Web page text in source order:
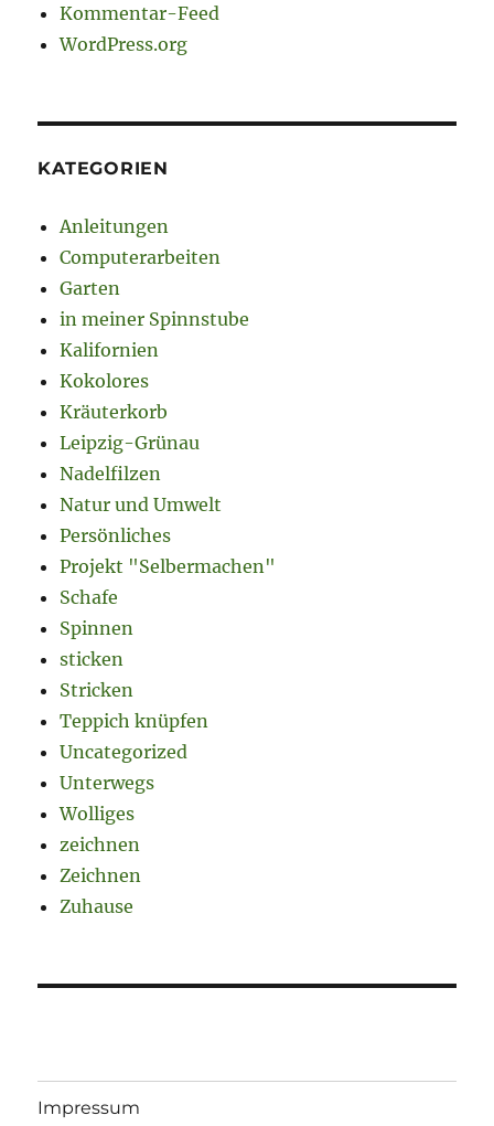
Kommentar-Feed
WordPress.org
KATEGORIEN
Anleitungen
Computerarbeiten
Garten
in meiner Spinnstube
Kalifornien
Kokolores
Kräuterkorb
Leipzig-Grünau
Nadelfilzen
Natur und Umwelt
Persönliches
Projekt "Selbermachen"
Schafe
Spinnen
sticken
Stricken
Teppich knüpfen
Uncategorized
Unterwegs
Wolliges
zeichnen
Zeichnen
Zuhause
Impressum